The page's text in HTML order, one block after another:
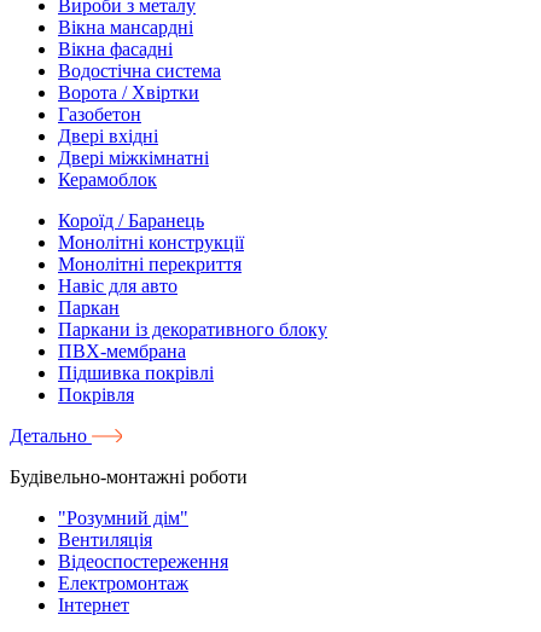
Вироби з металу
Вікна мансардні
Вікна фасадні
Водостічна система
Ворота / Хвіртки
Газобетон
Двері вхідні
Двері міжкімнатні
Керамоблок
Короїд / Баранець
Монолітні конструкції
Монолітні перекриття
Навіс для авто
Паркан
Паркани із декоративного блоку
ПВХ-мембрана
Підшивка покрівлі
Покрівля
Детально
Будівельно-монтажні роботи
"Розумний дім"
Вентиляція
Відеоспостереження
Електромонтаж
Інтернет